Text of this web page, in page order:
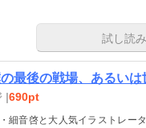
試し読み
最後の戦場、あるい
|690pt
細音啓と大人気イラストレー